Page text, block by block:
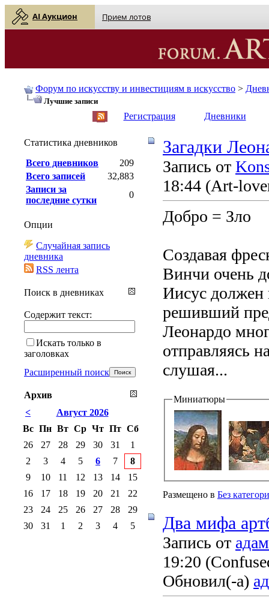
AI Аукцион Прием лотов
Форум по искусству и инвестициям в искусство >
Лучшие записи
Регистрация Дневники
Загадки
Запись от
18:44 (Art-
Добро = Зло
Создавая
Винчи очень
Иисус должен
решивший
Леонардо
отправляясь
слушая...
Миниатюры
Размещено в Без
Два мифа
Запись от
19:20
Обновил(-а)
Статистика дневников
Всего дневников
209
Всего записей
32,883
Записи за
последние сутки
0
Опции
Случайная запись
дневника
RSS лента
Поиск в дневниках
Содержит текст:
Искать только в
заголовках
Расширенный поиск
Архив
<
Август 2026
Вс Пн Вт Ср Чт Пт Сб
26
27 28 29 30 31
1
2
3 4 5 6 7
8
9
10 11 12 13 14
15
16
17 18 19 20 21
22
23
24 25 26 27 28
29
30
31 1 2 3 4 5